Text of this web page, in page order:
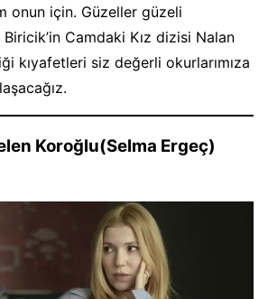
onun için. Güzeller güzeli
Camdaki Kız dizisi Nalan
kıyafetleri siz değerli okurlarımıza
Koroğlu(Selma Ergeç)